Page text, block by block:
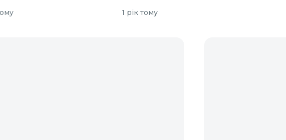
1 рік тому